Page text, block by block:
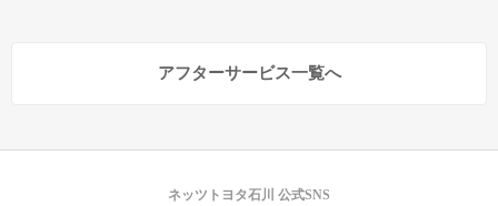
アフターサービス一覧へ
ネッツトヨタ石川 公式SNS